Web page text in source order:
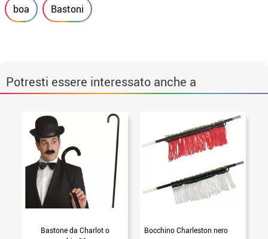
boa Bastoni
Potresti essere interessato anche a
Bastone da Charlot o
Bocchino Charleston nero